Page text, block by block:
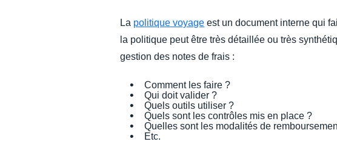
La politique voyage est un document interne qui
la politique peut être très détaillée ou très
gestion des notes de frais :
Comment les faire ?
Qui doit valider ?
Quels outils utiliser ?
Quels sont les contrôles mis en place ?
Quelles sont les modalités de
Etc.